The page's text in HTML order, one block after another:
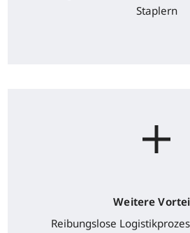
Staplern
Weitere
Reibungslose